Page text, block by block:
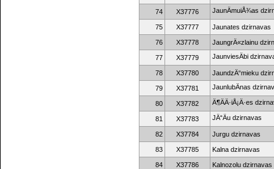
74 X37776 JaunÄmuiÅ¾as
75 X37777 Jaunates dzirnavas
76 X37778 JaungrÄ«zlainu
77 X37779 JaunviesÄbi
78 X37780 JaundzÄ“mieku
79 X37781 JaunlubÄnas
80 X37782 Ä¶ÄÄ·iÅ¡Ä·es
81 X37783 JÄ“Äu dzirnavas
82 X37784 Jurgu dzirnavas
83 X37785 Kalna dzirnavas
84 X37786 Kalnozolu dzirnavas